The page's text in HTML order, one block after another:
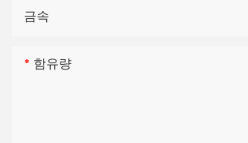
금속
함유량